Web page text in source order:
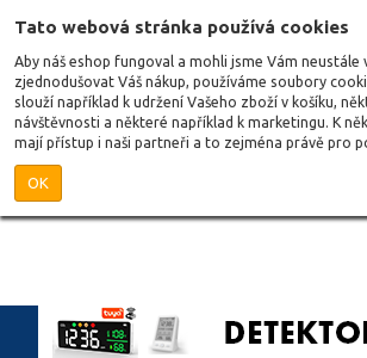
Tato webová stránka používá cookies
Aby náš eshop fungoval a mohli jsme Vám neustále
zjednodušovat Váš nákup, používáme soubory
slouží například k udržení Vašeho zboží v košíku,
návštěvnosti a některé například k marketingu. K
mají přístup i naši partneři a to zejména právě pro
OK